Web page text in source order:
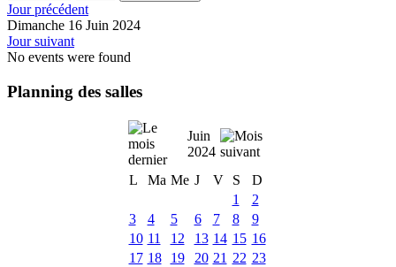
Jour précédent
Dimanche 16 Juin 2024
Jour suivant
No events were found
Planning des salles
Juin
2024
L
Ma Me J V S
D
1
2
3
4 5 6 7 8
9
10 11 12 13 14 15 16
17 18 19 20 21 22 23